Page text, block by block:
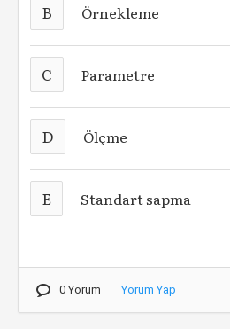
B Örnekleme
C Parametre
D Ölçme
E Standart sapma
0 Yorum Yorum Yap